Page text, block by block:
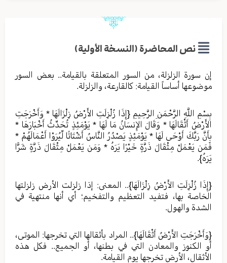
نص المحاضرة (النسخة الأولية)
إن سورة الزلزلة، من السور المتعلقة بالقيامة.. بعض السور
موضوعها أساساً القيامة: كالقارعة، والزلزلة.
بِسْمِ اللَّهِ الرَّحْمَنِ الرَّحِيمِ {إِذَا زُلْزِلَتِ الأَرْضُ زِلْزَالَهَا * وَأَخْرَجَتِ
الأَرْضُ أَثْقَالَهَا * وَقَالَ الإِنسَانُ مَا لَهَا * يَوْمَئِذٍ تُحَدِّثُ أَخْبَارَهَا *
بِأَنَّ رَبَّكَ أَوْحَى لَهَا * يَوْمَئِذٍ يَصْدُرُ النَّاسُ أَشْتَاتًا لِّيُرَوْا أَعْمَالَهُمْ *
فَمَن يَعْمَلْ مِثْقَالَ ذَرَّةٍ خَيْرًا يَرَهُ * وَمَن يَعْمَلْ مِثْقَالَ ذَرَّةٍ شَرًّا
يَرَهُ}.
{إِذَا زُلْزِلَتِ الأَرْضُ زِلْزَالَهَا}.. المعنى: إذا زلزلت الأرض زلزلتها
الخاصة بها، فتفيد التعظيم والتفخيم؛ أي أنها منتهية في
الشدة والهول.
{وَأَخْرَجَتِ الأَرْضُ أَثْقَالَهَا}.. المراد بأثقالها التي تخرجها: الموتى،
أو الكنوز والمعادن التي في بطنها، أو الجميع.. فكل هذه
الأثقال، الأرض تخرجها يوم القيامة.